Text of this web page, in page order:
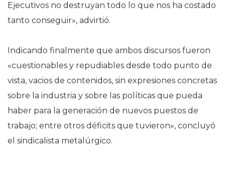
Ejecutivos no destruyan todo lo que nos ha costado
tanto conseguir», advirtió.
Indicando finalmente que ambos discursos fueron
«cuestionables y repudiables desde todo punto de
vista, vacios de contenidos, sin expresiones concretas
sobre la industria y sobre las políticas que pueda
haber para la generación de nuevos puestos de
trabajo; entre otros déficits que tuvieron», concluyó
el sindicalista metalúrgico.